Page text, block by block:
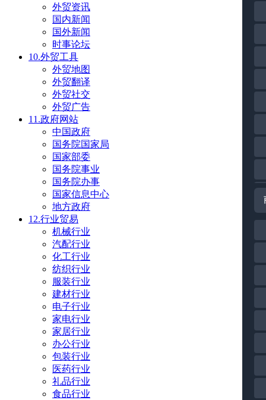
外贸资讯
国内新闻
国外新闻
时事论坛
10.外贸工具
外贸地图
外贸翻译
外贸社交
外贸广告
11.政府网站
中国政府
国务院国家局
国家部委
国务院事业
国务院办事
国家信息中心
地方政府
12.行业贸易
机械行业
汽配行业
化工行业
纺织行业
服装行业
建材行业
电子行业
家电行业
家居行业
办公行业
包装行业
医药行业
礼品行业
食品行业